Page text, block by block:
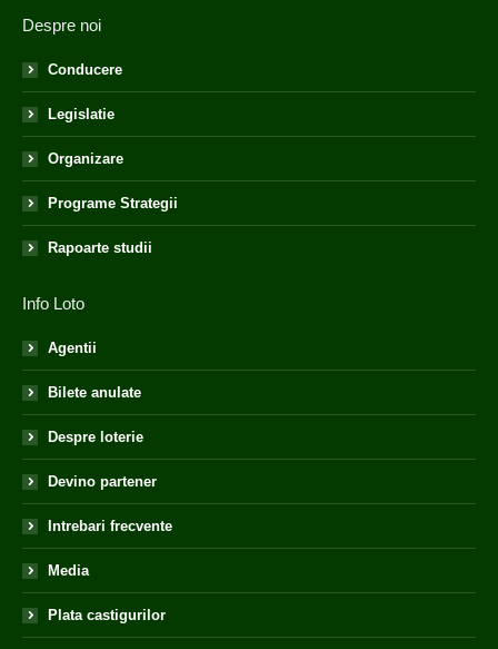
Despre noi
Conducere
Legislatie
Organizare
Programe Strategii
Rapoarte studii
Info Loto
Agentii
Bilete anulate
Despre loterie
Devino partener
Intrebari frecvente
Media
Plata castigurilor